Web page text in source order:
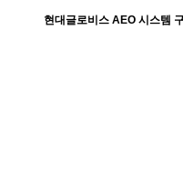
현대글로비스 AEO 시스템